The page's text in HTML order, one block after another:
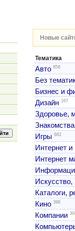
Новые
Тематика
Авто 856
Без
Бизнес и
Дизайн 167
Здоровье,
Знакомства
Игры 682
Интернет
Интернет
Искусство,
Каталоги,
Кино 396
Компании